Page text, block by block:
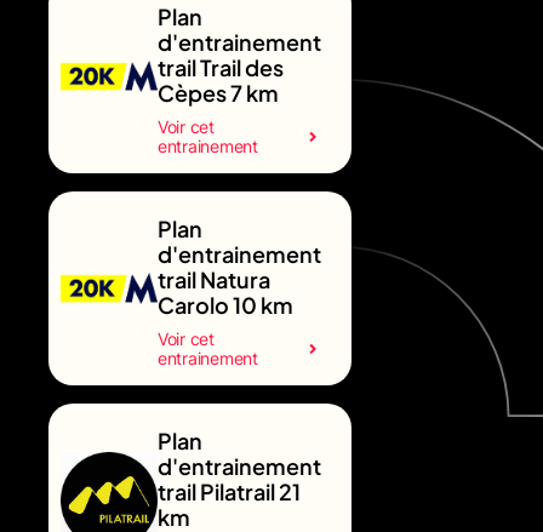
Plan
d'entrainement
trail Trail des
Cèpes 7 km
Voir cet
entrainement
Plan
d'entrainement
trail Natura
Carolo 10 km
Voir cet
entrainement
Plan
d'entrainement
trail Pilatrail 21
km